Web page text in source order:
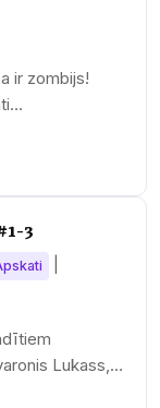
ir zombijs!
3
Lukass,